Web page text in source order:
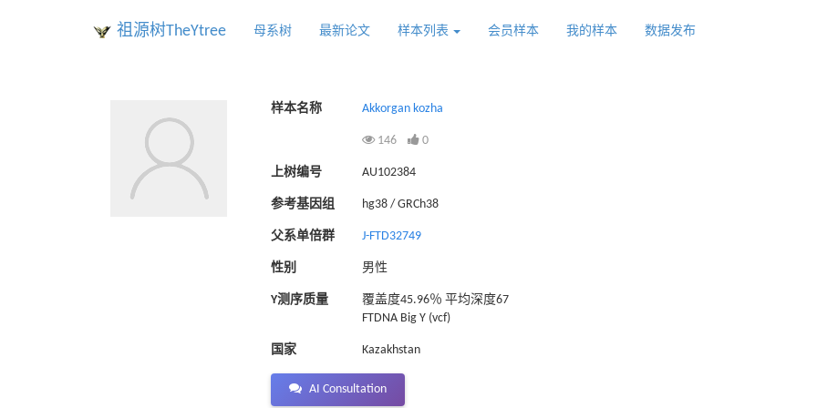
祖源树TheYtree 母系树 最新论文 样本列表 会员样本 我的样本 数据发布
样本名称 Akkorgan kozha
146 0
上树编号 AU102384
参考基因组 hg38 / GRCh38
父系单倍群 J-FTD32749
性别 男性
Y测序质量
覆盖度45.96％ 平均深度67
FTDNA Big Y (vcf)
国家 Kazakhstan
AI Consultation